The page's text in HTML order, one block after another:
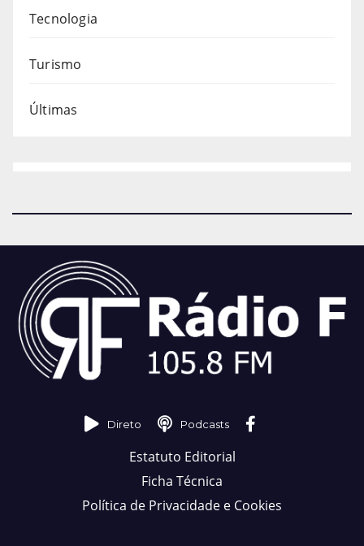
Tecnologia
Turismo
Últimas
Direto Podcasts
Estatuto Editorial
Ficha Técnica
Política de Privacidade e Cookies